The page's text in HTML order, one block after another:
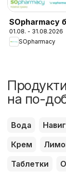
SOpharmacy
01.08. - 31.08.2026
SOpharmacy
на по-
Вода
Крем
Таблетки